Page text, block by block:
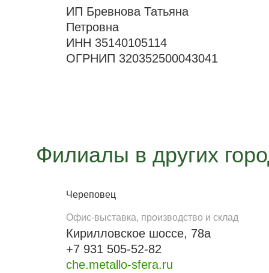
ИП Бревнова Татьяна
Петровна
ИНН 35140105114
ОГРНИП 320352500043041
Филиалы в других
Череповец
Офис-выставка, производство и склад
Кирилловское шоссе, 78а
+7 931 505-52-82
che.metallo-sfera.ru